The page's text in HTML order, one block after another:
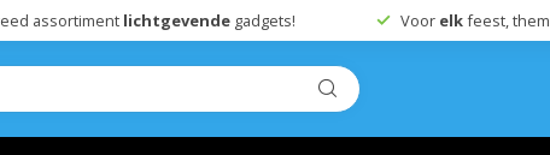
assortiment lichtgevendegadgets! Voor elkfeest,